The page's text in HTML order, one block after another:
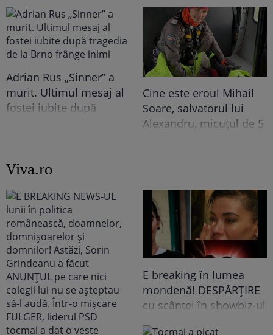
niciodată la TV: ”Eu am
cunoscut o altă latură a
relației lor. În casă era o
atmosferă..."
Indiei la București.
Niciodată nu a fost atât
de îndrăzneață!
Imaginile momentului
Adrian Rus „Sinner” a
murit. Ultimul mesaj al
fostei iubite după
Cine este eroul Mihail
Soare, salvatorul lui
Alexandru, micuțul de 5
Viva.ro
E breaking în lumea
mondenă! DESPĂRȚIRE
cu scântei în showbiz-ul